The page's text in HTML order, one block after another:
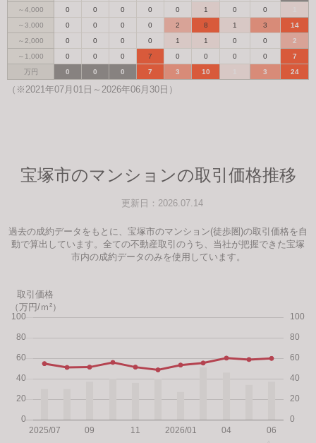
～4,000
0 0 0 0 0 1 0 0
～3,000
0 0 0 0 2 8 1 3
14
～2,000
0 0 0 0 1 1 0 0
2
～1,000
0 0 0 7 0 0 0 0
7
万円
0 0 0 7 3 10 3 24
（※2021年07月01日～2026年06月30日）
宝塚市のマンションの取引価格推移
更新日：2026.07.14
過去の成約データをもとに、宝塚市のマンション(徒歩圏)の取引価格を自
動で算出しています。全ての不動産取引のうち、当社が把握できた宝塚
市内の成約データのみを使用しています。
取引価格
（万円/ｍ²）